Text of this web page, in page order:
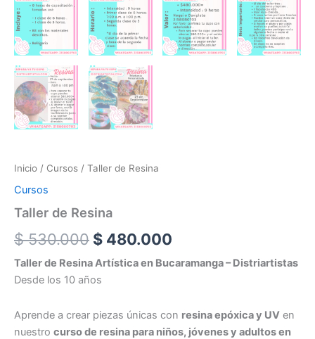
Inicio / Cursos / Taller de Resina
Cursos
Taller de Resina
$530.000 Original
price
was:
$ 530.000.
$ 480.000
price
$ 480.000.
Taller de Resina Artística en Bucaramanga – Distriartistas
Desde los 10 años
Aprende a crear piezas únicas con resina epóxica y UV en
nuestro curso de resina para niños, jóvenes y adultos en